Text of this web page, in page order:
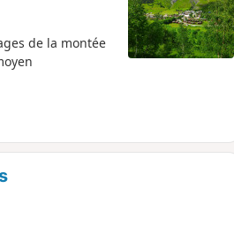
de la montée